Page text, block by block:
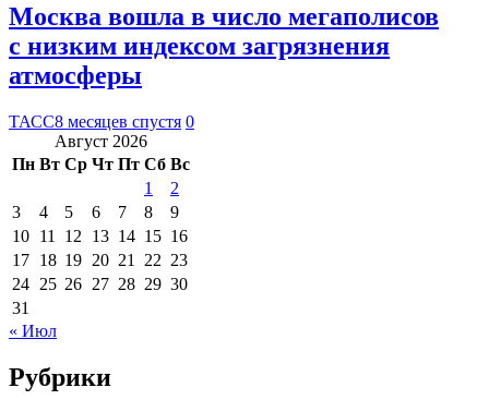
Москва вошла в число мегаполисов
с низким индексом загрязнения
атмосферы
ТАСС8 месяцев спустя 0
Август 2026
Пн Вт Ср Чт Пт Сб Вс
1
2
3
4 5 6 7 8
9
10 11 12 13 14 15 16
17 18 19 20 21 22 23
24 25 26 27 28 29 30
31
« Июл
Рубрики